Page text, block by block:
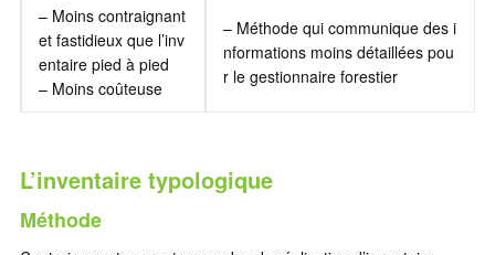
– Moins contraignant
et fastidieux que l’inv
entaire pied à pied
– Moins coûteuse
– Méthode qui communique des i
nformations moins détaillées pou
r le gestionnaire forestier
L’inventaire typologique
Méthode